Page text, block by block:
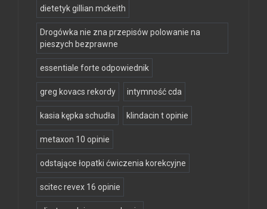
dietetyk gillian mckeith
Drogówka nie zna przepisów polowanie na
pieszych bezprawne
essentiale forte odpowiednik
greg kovacs rekordy intymność cda
kasia kępka schudła klindacin t opinie
metaxon 10 opinie
odstające łopatki ćwiczenia korekcyjne
scitec revex 16 opinie